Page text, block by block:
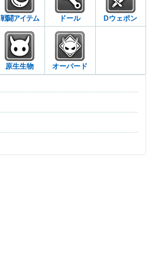
戦闘アイテム ドール Dウェポン
原生生物 オーバード